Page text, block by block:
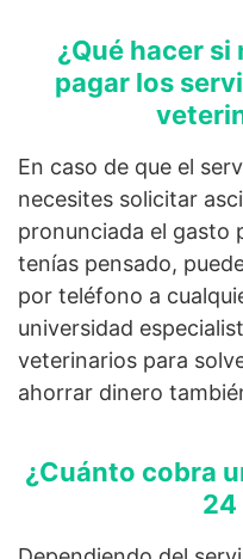
¿Qué hacer si
pagar los
En caso de que el
necesites solicitar
pronunciada el gasto
tenías pensado,
por teléfono a
universidad
veterinarios para
ahorrar dinero
¿Cuánto cobra
24